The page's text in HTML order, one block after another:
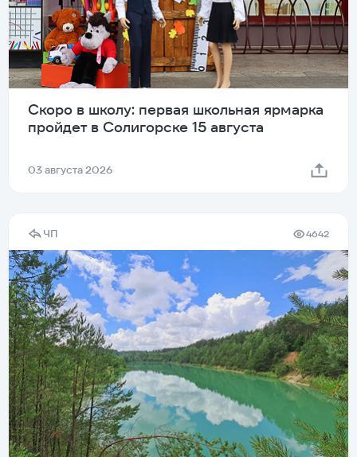
Скоро в школу: первая школьная ярмарка
пройдет в Солигорске 15 августа
03 августа 2026
ЧП 4642